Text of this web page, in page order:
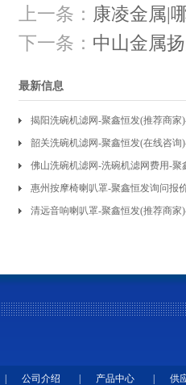
上一条： 康凌金属|
下一条： 中山金属
最新信息
揭阳洗碗机滤网-聚鑫恒发(推荐商家
韶关洗碗机滤网-聚鑫恒发(在线咨询
佛山洗碗机滤网-洗碗机滤网费用-聚
惠州按摩椅喇叭罩-聚鑫恒发询问报
清远音响喇叭罩-聚鑫恒发(推荐商家
公司介绍 产品中心 供